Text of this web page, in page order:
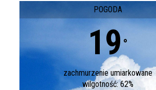
POGODA
19 °
zachmurzenie umiarkowane
wilgotność: 62%